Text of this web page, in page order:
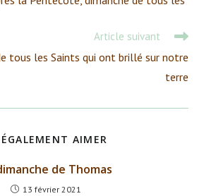
Article suivant
tous les Saints qui ont brillé sur notre
terre
AIMER
de Thomas
13 février 2021